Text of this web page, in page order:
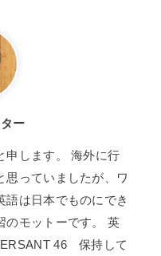
ー
申します。 海外に行
思っていましたが、ワ
語は日本でものにでき
のモットーです。 英
46 保持して